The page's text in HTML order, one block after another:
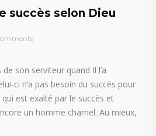
succès selon Dieu
son serviteur quand Il l’a
ci n’a pas besoin du succès pour
qui est exalté par le succès et
un homme charnel. Au mieux,